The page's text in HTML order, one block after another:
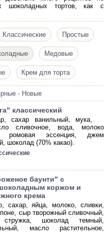
шоколадных тортов, как с
Классические Простые
Медовые
Крем для торта
· Новые
классический
сахар ванильный, мука,
сливочное, вода, молоко
ромовая эссенция, джем
шоколад (70% какао).
баунти" с
коржом и
крема
сахар, яйца, молоко, сливки,
сыр творожный сливочный,
стружка, шоколад темный,
масло растительное,